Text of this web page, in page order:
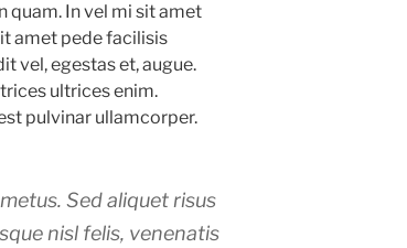
quam. In vel mi sit amet
amet pede facilisis
vel, egestas et, augue.
ultrices enim.
pulvinar ullamcorper.
Sed aliquet risus
nisl felis, venenatis